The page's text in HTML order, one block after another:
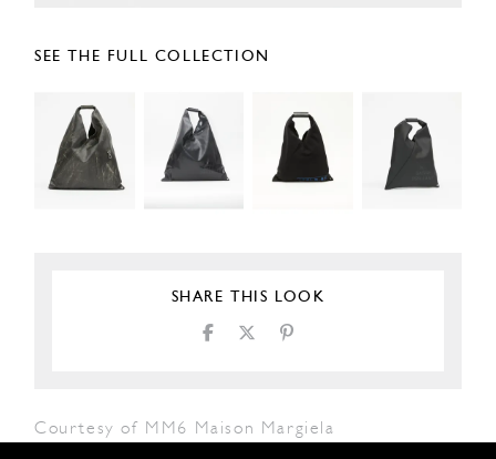
SEE THE FULL COLLECTION
SHARE THIS LOOK
Courtesy of MM6 Maison Margiela